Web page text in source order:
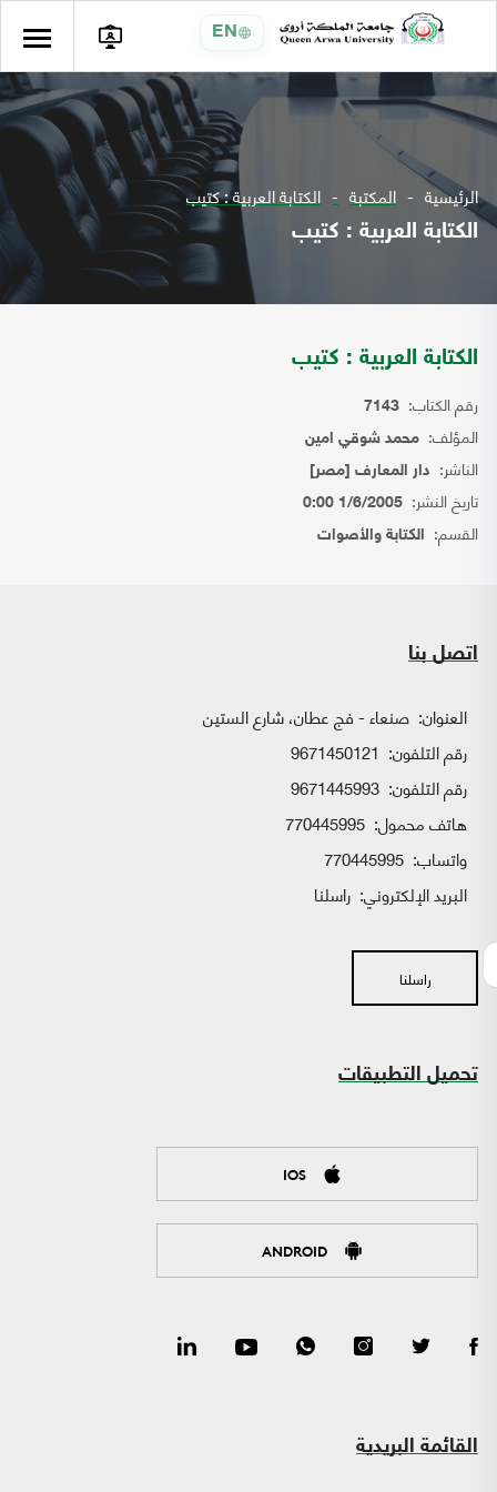
EN
الرئيسية المكتبة الكتابة العربية : كتيب
الكتابة العربية : كتيب
الكتابة العربية : كتيب
رقم الكتاب: 7143
المؤلف: محمد شوقي امين
الناشر: دار المعارف [مصر]
تاريخ النشر: 1/6/2005 0:00
القسم: الكتابة والأصوات
اتصل بنا
العنوان: صنعاء - فج عطان، شارع الستين
رقم التلفون: 9671450121
رقم التلفون: 9671445993
هاتف محمول: 770445995
واتساب:
البريد الإلكتروني: راسلنا
راسلنا
تحميل التطبيقات
IOS
ANDROID
القائمة البريدية